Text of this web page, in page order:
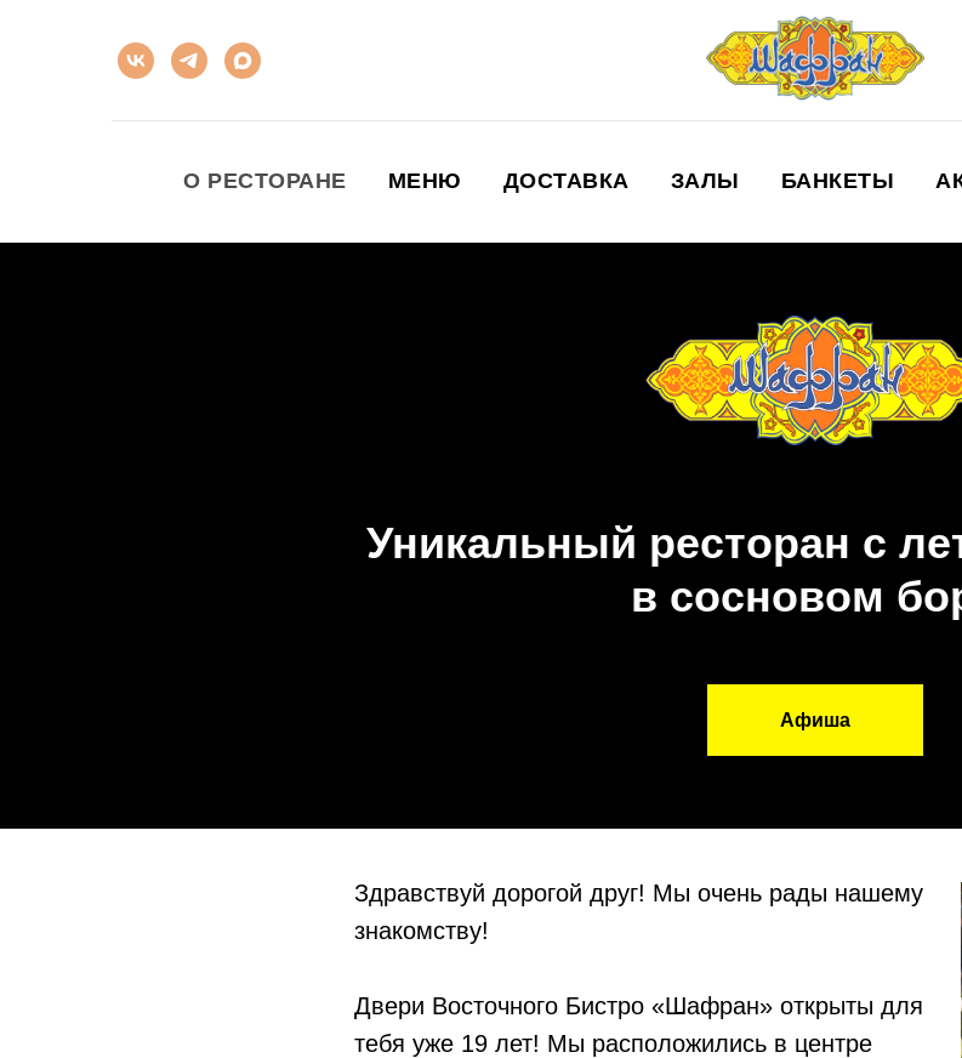
О РЕСТОРАНЕ МЕНЮ ДОСТАВКА ЗАЛЫ БАНКЕТЫ
Уникальный ресторан с
в сосновом
Афиша
Здравствуй дорогой друг! Мы очень рады нашему
знакомству!
Двери Восточного Бистро «Шафран» открыты для
тебя уже 19 лет! Мы расположились в центре